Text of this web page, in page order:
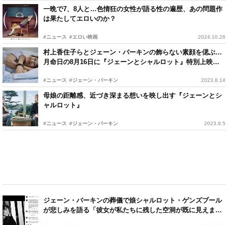
一晩で7、8人と…色情狂の女性が語る性の遍歴、あの問題作
は果たしてエロいのか？
#ニュース #エロい映画 2024.10.26
村上香住子らとジェーン・バーキンの飾らない素顔を偲ぶ…
月命日の8月16日に『ジェーンとシャルロット』特別上映開
#ニュース #ジェーン・バーキン 2023.8.14
母娘の距離感、近づき深まる想いを映し出す『ジェーンとシ
ャルロット』
#ニュース #ジェーン・バーキン 2023.8.5
ジェーン・バーキンの葬儀で娘シャルロット・ゲンズブール
が悲しみを語る「彼女が私たちに残した空洞が既に見えま